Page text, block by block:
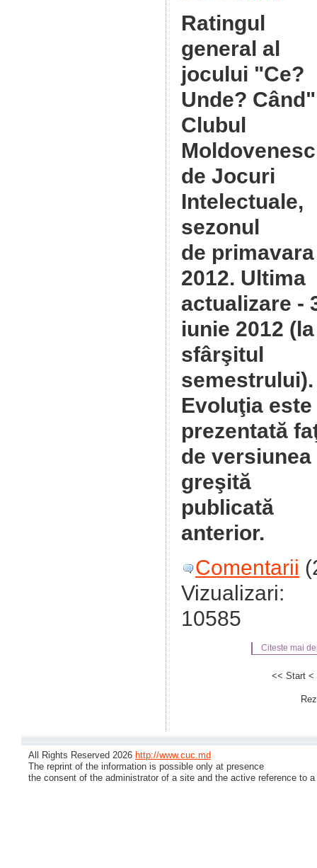
Ratingul
general al
jocului "Ce?
Unde?
Clubul
Moldovenesc
de Jocuri
Intelectuale,
sezonul
de primavara
2012. Ultima
actualizare -
iunie 2012 (la
sfârşitul
semestrului).
Evoluţia este
prezentată
de versiunea
greşită
publicată
anterior.
Comentarii
Vizualizari:
10585
Citeste mai
<< Start <
All Rights Reserved 2026 http://www.cuc.md
The reprint of the information is possible only at presence
the consent of the administrator of a site and the active reference to